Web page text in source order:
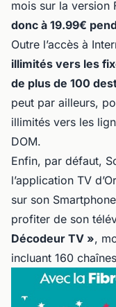
mois sur la version
donc à 19.99€
Outre l’accès à
illimités vers les
de plus de 100
peut par ailleurs,
illimités vers les
DOM.
Enfin, par défaut,
l’application TV
sur son
profiter de son
Décodeur TV »,
incluant 160